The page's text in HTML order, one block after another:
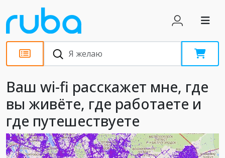
Статьи
Ваш wi-fi расскажет мне, где
вы живёте, где работаете и
где путешествуете